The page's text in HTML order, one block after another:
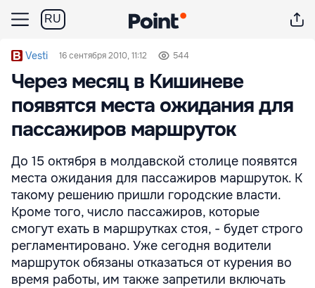
RU
Vesti 16 сентября 2010, 11:12 544
Через месяц в Кишиневе
появятся места ожидания для
пассажиров маршруток
До 15 октября в молдавской столице появятся
места ожидания для пассажиров маршруток. К
такому решению пришли городские власти.
Кроме того, число пассажиров, которые
смогут ехать в маршрутках стоя, - будет строго
регламентировано. Уже сегодня водители
маршруток обязаны отказаться от курения во
время работы, им также запретили включать